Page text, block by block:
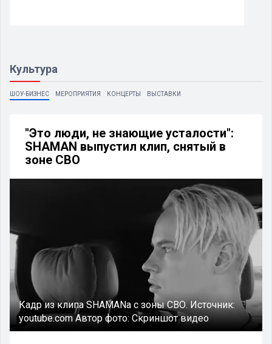
Культура
ШОУ-БИЗНЕС МЕРОПРИЯТИЯ КОНЦЕРТЫ ВЫСТАВКИ
"Это люди, не знающие усталости":
SHAMAN выпустил клип, снятый в
зоне СВО
Кадр из клипа SHAMANа с зоны СВО.Источник:
youtube.com Автор фото: Скриншот видео